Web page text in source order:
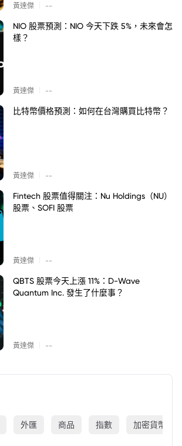
黃達傑 --
NIO 股票預測：NIO 今天下跌 5%，未來會怎
樣？
黃達傑 --
比特幣價格預測：如何在台灣購買比特幣？
黃達傑 --
Fintech 股票值得關注：Nu Holdings（NU）
股票、SOFI 股票
黃達傑 --
QBTS 股票今天上漲 11%：D-Wave
Quantum Inc. 發生了什麼事？
黃達傑 --
外匯 商品 指數 加密貨幣